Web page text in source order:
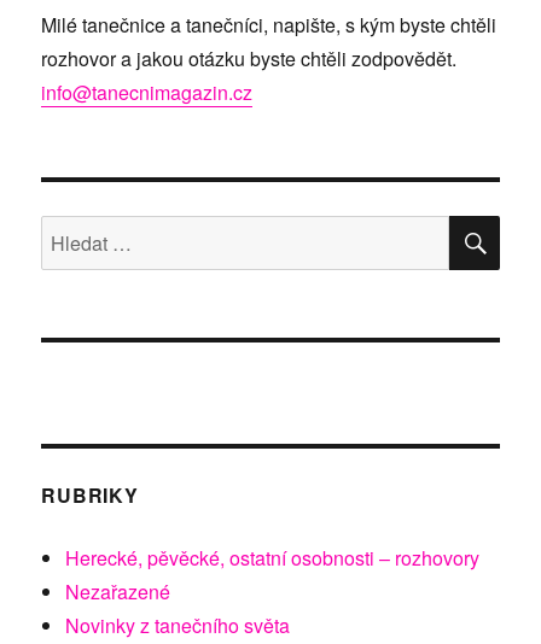
Milé tanečnice a tanečníci, napište, s kým byste chtěli
rozhovor a jakou otázku byste chtěli zodpovědět.
info@tanecnimagazin.cz
Hledat:
RUBRIKY
Herecké, pěvěcké, ostatní osobnosti – rozhovory
Nezařazené
Novinky z tanečního světa